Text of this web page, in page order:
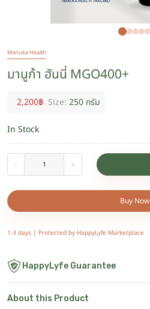
Manuka Health
มานูก้า ฮันนี่ MGO400+
2,200฿ Size: 250 กรัม
In Stock
- +
Buy Now
1-3 days | Protected by HappyLyfe Marketplace
HappyLyfe Guarantee
About this Product